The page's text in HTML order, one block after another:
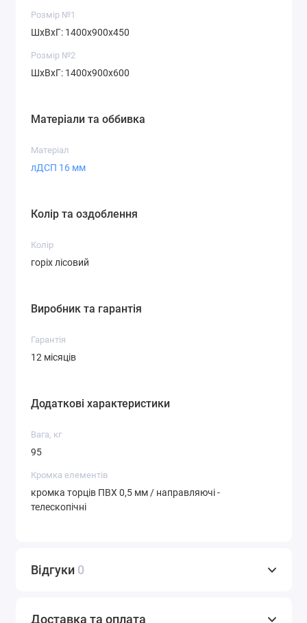
Розмір №1
ШхВхГ: 1400х900х450
Розмір №2
ШхВхГ: 1400х900х600
Матеріали та оббивка
Матеріал
лДСП 16 мм
Колір та оздоблення
Колір
горіх лісовий
Виробник та гарантія
Гарантія
12 місяців
Додаткові характеристики
Вага, кг
95
Кромка елементів
кромка торців ПВХ 0,5 мм / направляючі -
телескопічні
Відгуки 0
Доставка та оплата